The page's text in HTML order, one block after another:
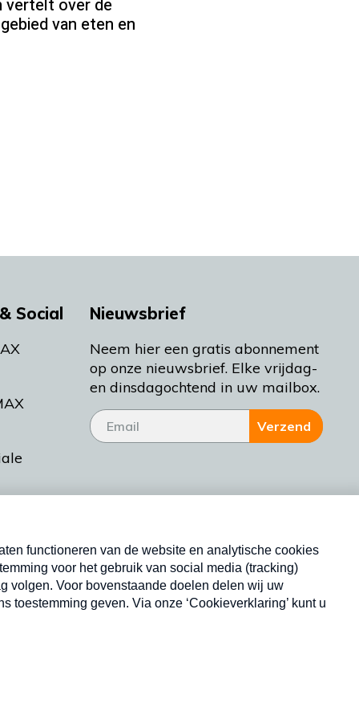
vertelt over de
van eten en
Social
Bakt
Nieuwsbrief
Neem hier een gratis abonnement
op onze nieuwsbrief. Elke vrijdag-
en dinsdagochtend in uw mailbox.
Verzend
Nieuwsbrief
Neem hier een gratis abonnement op onze